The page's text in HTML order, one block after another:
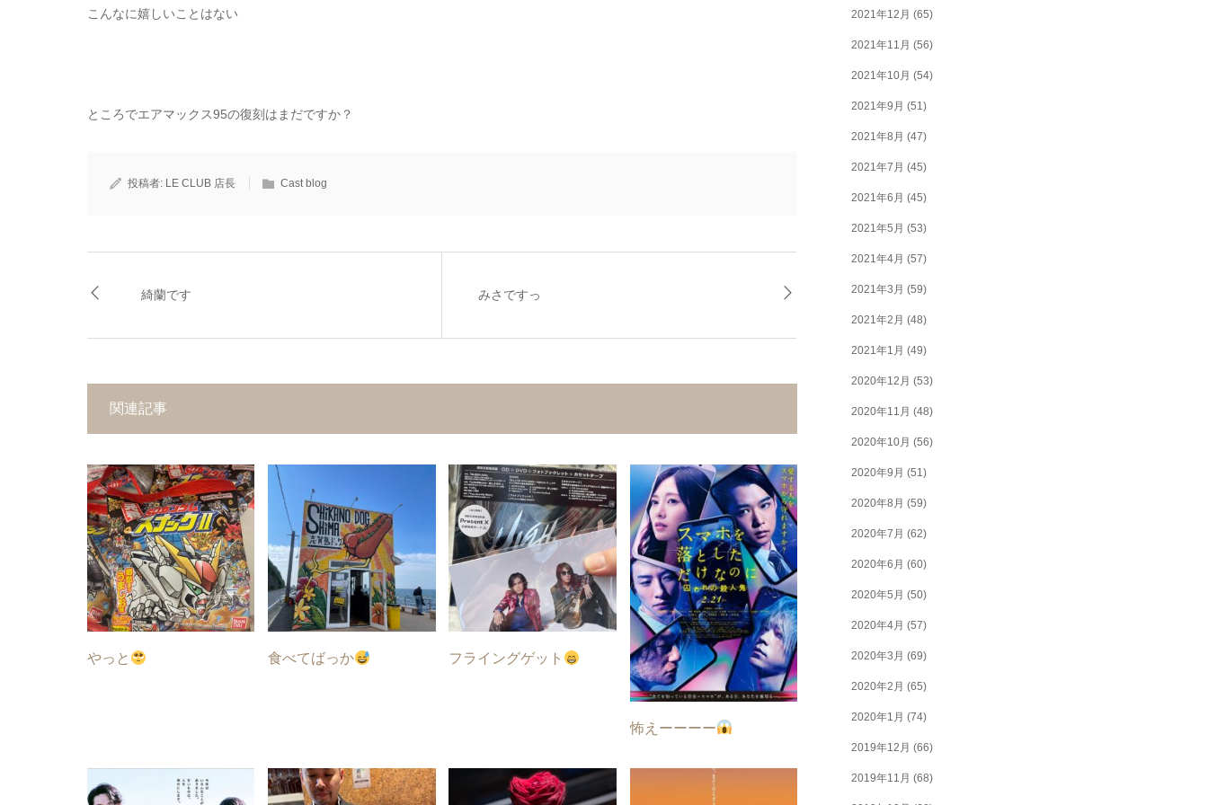
こんなに嬉しいことはない
ところでエアマックス95の復刻はまだですか？
投稿者: LE CLUB 店長 Cast blog
綺蘭です みさですっ
関連記事
やっと 食べてばっか フライングゲット
怖えーーーー
2021年12月 (65)
2021年11月 (56)
2021年10月 (54)
2021年9月 (51)
2021年8月 (47)
2021年7月 (45)
2021年6月 (45)
2021年5月 (53)
2021年4月 (57)
2021年3月 (59)
2021年2月 (48)
2021年1月 (49)
2020年12月 (53)
2020年11月 (48)
2020年10月 (56)
2020年9月 (51)
2020年8月 (59)
2020年7月 (62)
2020年6月 (60)
2020年5月 (50)
2020年4月 (57)
2020年3月 (69)
2020年2月 (65)
2020年1月 (74)
2019年12月 (66)
2019年11月 (68)